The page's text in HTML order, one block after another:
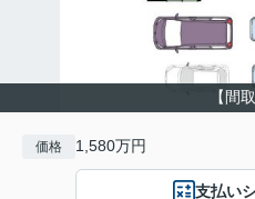
【間
価格 1,580万円
支払い